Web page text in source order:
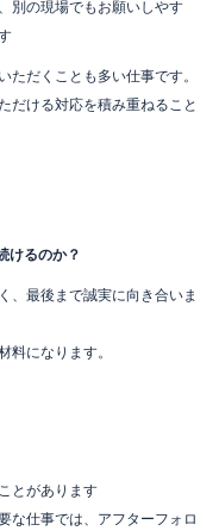
別の現場でもお願いしやす
ただくことも多い仕事です。
だける対応を積み重ねること
けるのか？
、最後まで誠実に向き合いま
料になります。
とがあります
な仕事では、アフターフォロ